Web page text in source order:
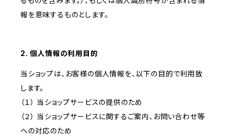
報を意味するものとします。
2. 個人情報の利用目的
当ショップは、お客様の個人情報を、以下の目的で利用致
します。
（１） 当ショップサービスの提供のため
（２） 当ショップサービスに関するご案内、お問い合わせ等
への対応のため